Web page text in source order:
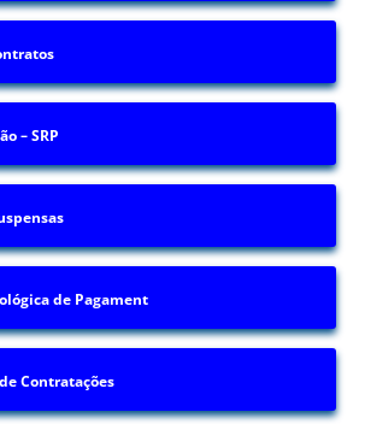
– SRP
de Pagament
Contratações